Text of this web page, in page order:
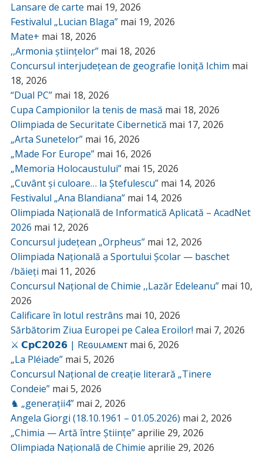
Lansare de carte mai 19, 2026
Festivalul „Lucian Blaga” mai 19, 2026
Mate+ mai 18, 2026
,,Armonia științelor” mai 18, 2026
Concursul interjudețean de geografie Ioniță Ichim mai
18, 2026
“Dual PC” mai 18, 2026
Cupa Campionilor la tenis de masă mai 18, 2026
Olimpiada de Securitate Cibernetică mai 17, 2026
„Arta Sunetelor” mai 16, 2026
„Made For Europe” mai 16, 2026
„Memoria Holocaustului” mai 15, 2026
„Cuvânt și culoare… la Ștefulescu” mai 14, 2026
Festivalul „Ana Blandiana” mai 14, 2026
Olimpiada Națională de Informatică Aplicată – AcadNet
2026 mai 12, 2026
Concursul județean „Orpheus” mai 12, 2026
Olimpiada Națională a Sportului Școlar — baschet
/băieți mai 11, 2026
Concursul Național de Chimie ,,Lazăr Edeleanu” mai 10,
2026
Calificare în lotul restrâns mai 10, 2026
Sărbătorim Ziua Europei pe Calea Eroilor! mai 7, 2026
⚔️ 𝗖𝗽𝗖𝟮𝟬𝟮𝟲 | Rᴇɢᴜʟᴀᴍᴇɴᴛ mai 6, 2026
„La Pléiade” mai 5, 2026
Concursul Național de creație literară „Tinere
Condeie” mai 5, 2026
♞ „generații4” mai 2, 2026
Angela Giorgi (18.10.1961 – 01.05.2026) mai 2, 2026
„Chimia — Artă între Științe”aprilie 29, 2026
Olimpiada Națională de Chimie aprilie 29, 2026